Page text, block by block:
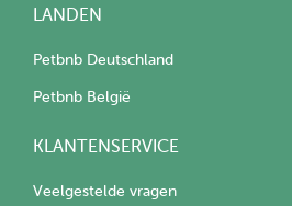
LANDEN
Petbnb Deutschland
Petbnb België
KLANTENSERVICE
Veelgestelde vragen